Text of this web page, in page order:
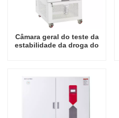
Câmara geral do teste da
estabilidade da droga do